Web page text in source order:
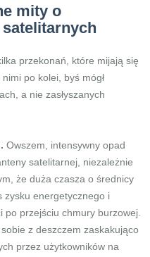
mity o
przekonań, które mijają się
po kolei, byś mógł
a nie zasłyszanych
Owszem, intensywny opad
satelitarnej, niezależnie
że duża czasza o średnicy
zysku energetycznego i
po przejściu chmury burzowej.
z deszczem zaskakująco
przez użytkowników na